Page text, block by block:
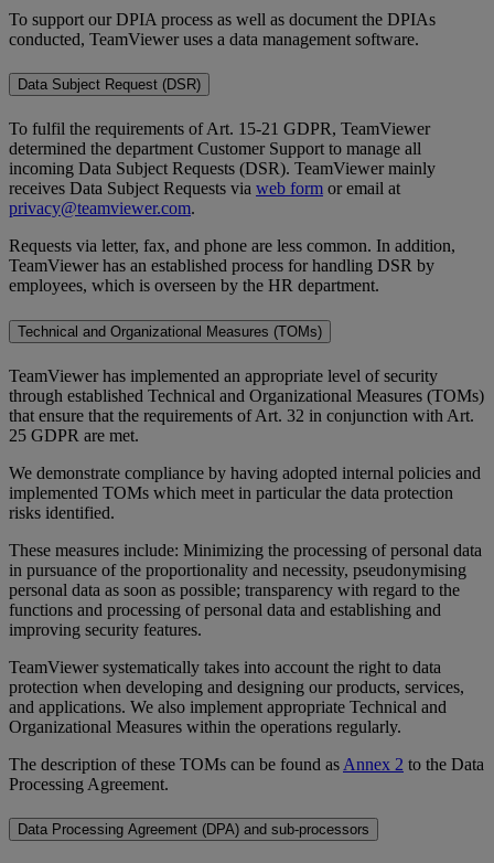
To support our DPIA process as well as document the DPIAs
conducted, TeamViewer uses a data management software.
Data Subject Request (DSR)
To fulfil the requirements of Art. 15-21 GDPR, TeamViewer
determined the department Customer Support to manage all
incoming Data Subject Requests (DSR). TeamViewer mainly
receives Data Subject Requests via web form or email at
privacy@teamviewer.com.
Requests via letter, fax, and phone are less common. In addition,
TeamViewer has an established process for handling DSR by
employees, which is overseen by the HR department.
Technical and Organizational Measures (TOMs)
TeamViewer has implemented an appropriate level of security
through established Technical and Organizational Measures (TOMs)
that ensure that the requirements of Art. 32 in conjunction with Art.
25 GDPR are met.
We demonstrate compliance by having adopted internal policies and
implemented TOMs which meet in particular the data protection
risks identified.
These measures include: Minimizing the processing of personal data
in pursuance of the proportionality and necessity, pseudonymising
personal data as soon as possible; transparency with regard to the
functions and processing of personal data and establishing and
improving security features.
TeamViewer systematically takes into account the right to data
protection when developing and designing our products, services,
and applications. We also implement appropriate Technical and
Organizational Measures within the operations regularly.
The description of these TOMs can be found as Annex 2 to the Data
Processing Agreement.
Data Processing Agreement (DPA) and sub-processors